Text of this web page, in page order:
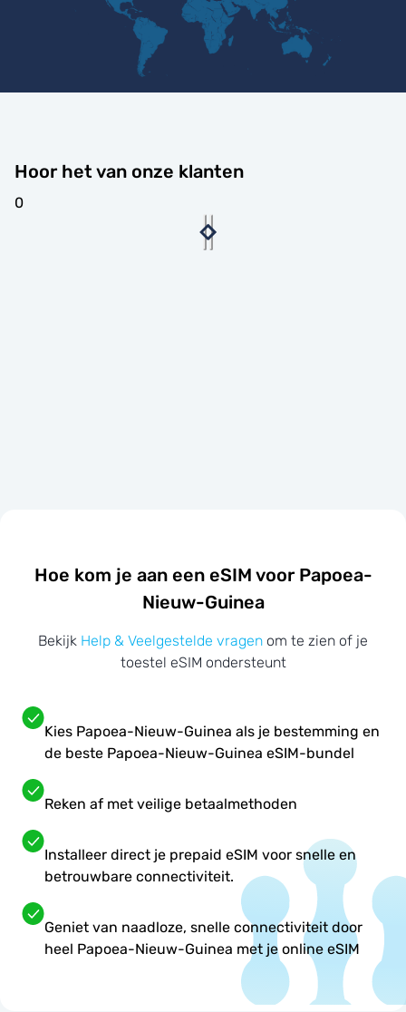
Hoor het van onze klanten
0
Hoe kom je aan een eSIM voor Papoea-
Nieuw-Guinea
Bekijk Help & Veelgestelde vragen om te zien of je
toestel eSIM ondersteunt
Kies Papoea-Nieuw-Guinea als je bestemming en
de beste Papoea-Nieuw-Guinea eSIM-bundel
Reken af met veilige betaalmethoden
Installeer direct je prepaid eSIM voor snelle en
betrouwbare connectiviteit.
Geniet van naadloze, snelle connectiviteit door
heel Papoea-Nieuw-Guinea met je online eSIM